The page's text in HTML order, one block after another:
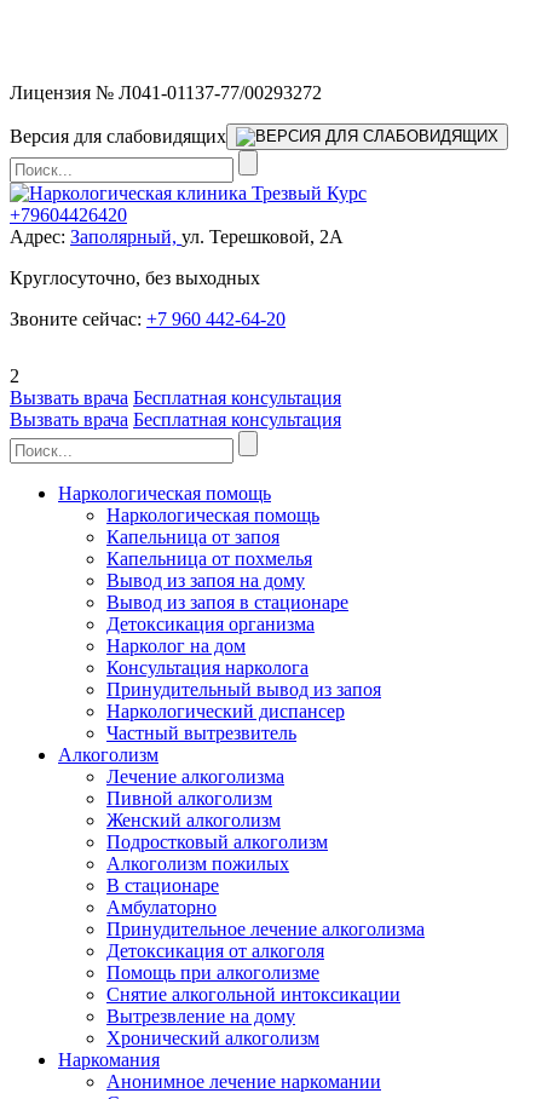
Лицензия № Л041-01137-77/00293272
Версия для слабовидящих
+79604426420
Адрес: Заполярный, ул. Терешковой, 2А
Круглосуточно, без выходных
Звоните сейчас: +7 960 442-64-20
2
Вызвать врача Бесплатная консультация
Вызвать врача Бесплатная консультация
Наркологическая помощь
Наркологическая помощь
Капельница от запоя
Капельница от похмелья
Вывод из запоя на дому
Вывод из запоя в стационаре
Детоксикация организма
Нарколог на дом
Консультация нарколога
Принудительный вывод из запоя
Наркологический диспансер
Частный вытрезвитель
Алкоголизм
Лечение алкоголизма
Пивной алкоголизм
Женский алкоголизм
Подростковый алкоголизм
Алкоголизм пожилых
В стационаре
Амбулаторно
Принудительное лечение алкоголизма
Детоксикация от алкоголя
Помощь при алкоголизме
Снятие алкогольной интоксикации
Вытрезвление на дому
Хронический алкоголизм
Наркомания
Анонимное лечение наркомании